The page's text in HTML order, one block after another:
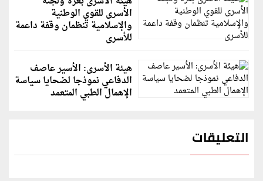
الأسرى للقوي الوطنية
والإسلامية تنظمان وقفة داعمة
للأسرى
هيئة الأسرى: الأسير عاصف
الدفاعي نموذجا لضحايا سياسة
الإهمال الطبي المتعمد
التعليقات